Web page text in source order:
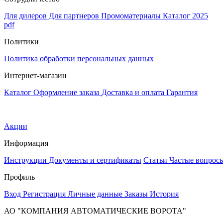
Для дилеров Для партнеров Промоматериалы Каталог 2025
pdf
Политики
Политика обработки персональных данных
Интернет-магазин
Каталог Оформление заказа Доставка и оплата Гарантия
Акции
Информация
Инструкции Документы и сертификаты Статьи Частые
Профиль
Вход Регистрация Личные данные Заказы История
АО "КОМПАНИЯ АВТОМАТИЧЕСКИЕ ВОРОТА"